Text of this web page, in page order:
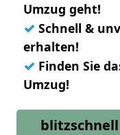
Umzug geht!
✓ Schnell &
erhalten!
✓ Finden Sie
Umzug!